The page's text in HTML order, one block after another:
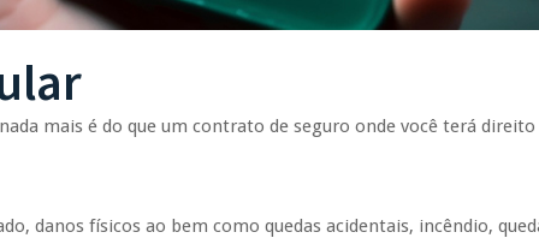
mais é do que um contrato de seguro onde você terá
danos físicos ao bem como quedas acidentais, incêndio,